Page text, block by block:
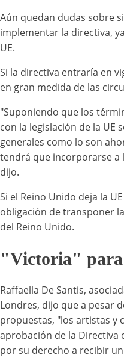
Aún quedan dudas sobre
implementar la directiva,
UE.
Si la directiva entraría en
en gran medida de las
"Suponiendo que los
con la legislación de la UE
generales como lo son
tendrá que incorporarse a
dijo.
Si el Reino Unido deja la
obligación de transponer
del Reino Unido.
"Victoria" para
Raffaella De Santis,
Londres, dijo que a pesar
propuestas, "los artistas y
aprobación de la Directiva
por su derecho a recibir